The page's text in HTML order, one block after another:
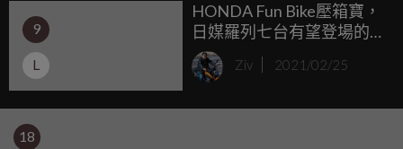
9
L
HONDA Fun Bike壓箱寶，
日媒羅列七台有望登場的
125衍生車！
Ziv 2021/02/25
18